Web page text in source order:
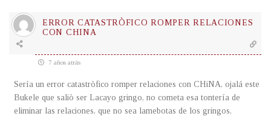
ERROR CATASTRÒFICO ROMPER RELACIONES
CON CHINA
7 años atrás
Sería un error catastròfico romper relaciones con CHiNA, ojalá este
Bukele que saliò ser Lacayo gringo, no cometa esa tontería de
eliminar las relaciones, que no sea lamebotas de los gringos,